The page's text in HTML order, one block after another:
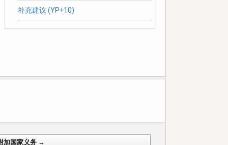
补充建议 (YP+10)
加国家义务 →